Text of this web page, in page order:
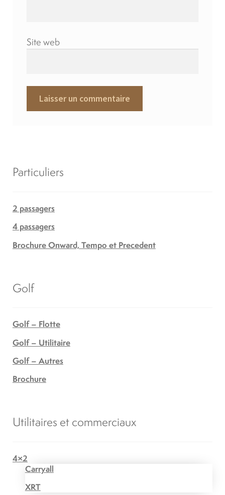
Site web
Particuliers
2 passagers
4 passagers
Brochure Onward, Tempo et Precedent
Golf
Golf – Flotte
Golf – Utilitaire
Golf – Autres
Brochure
Utilitaires et commerciaux
4×2
Carryall
XRT